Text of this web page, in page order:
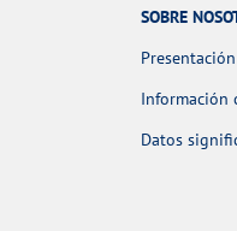
SOBRE
Presentación
Información
Datos